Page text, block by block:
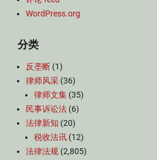
WordPress.org
分类
反垄断 (1)
律师风采 (36)
律师文集 (35)
民事诉讼法 (6)
法律新知 (20)
税收法讯 (12)
法律法规 (2,805)